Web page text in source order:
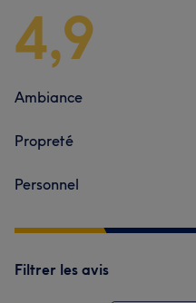
4,9
Ambiance
Propreté
Personnel
Filtrer les avis